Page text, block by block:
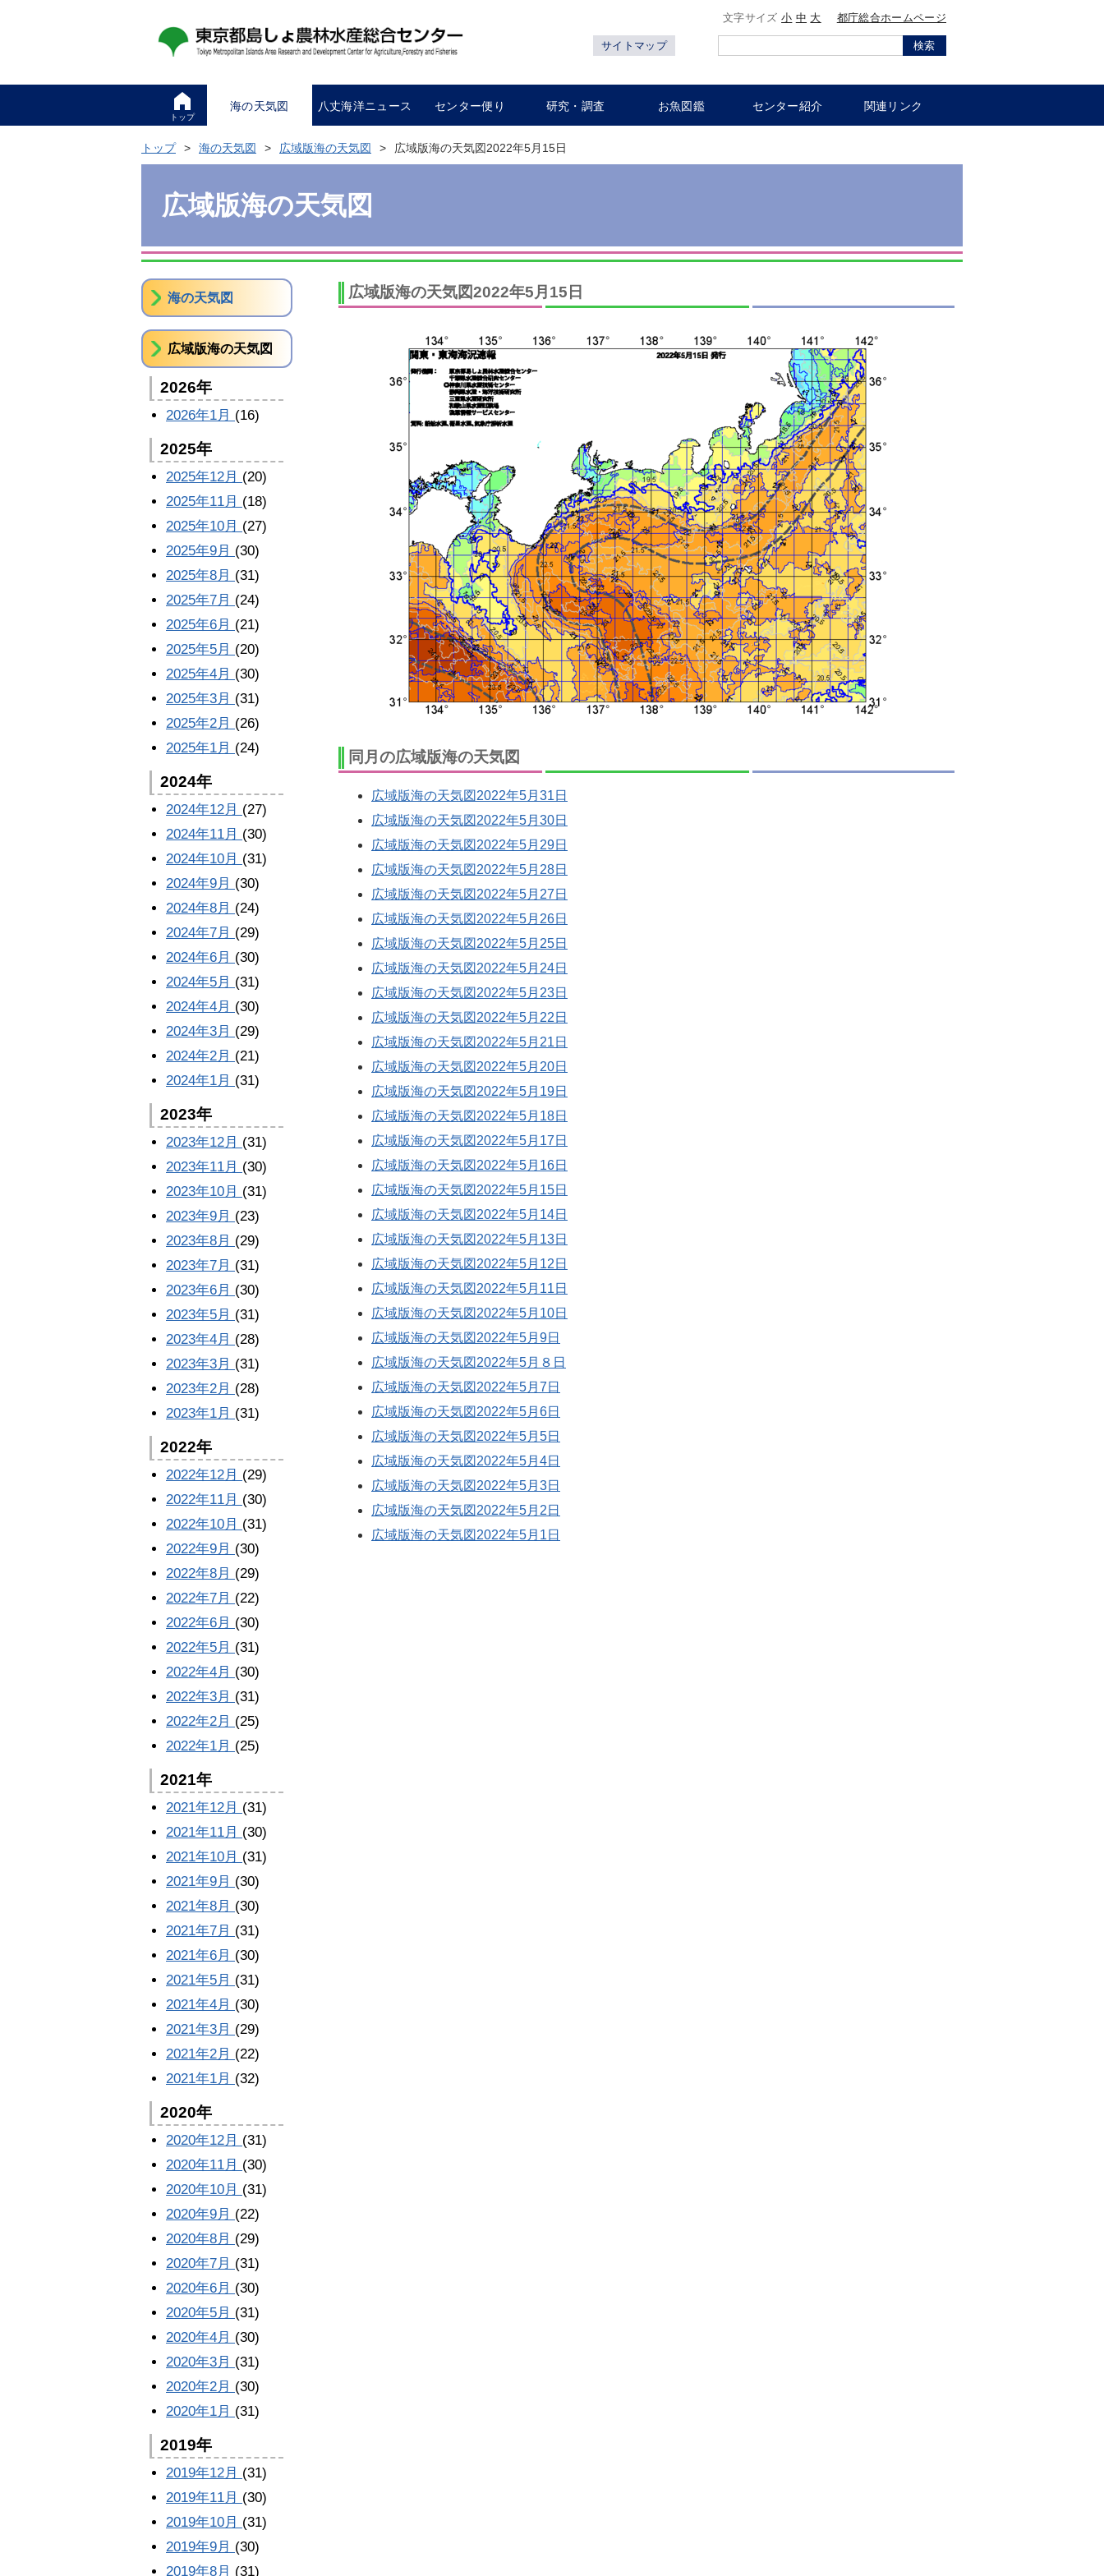
文字サイズ小 中 大 都庁総合ホームページ
サイトマップ 検索
トップ
海の天気図 八丈海洋ニュース センター便り 研究・調査 お魚図鑑 センター紹介 関連リンク
トップ 海の天気図 広域版海の天気図 広域版海の天気図2022年5月15日
広域版海の天気図
広域版海の天気図2022年5月15日
同月の広域版海の天気図
広域版海の天気図2022年5月31日
広域版海の天気図2022年5月30日
広域版海の天気図2022年5月29日
広域版海の天気図2022年5月28日
広域版海の天気図2022年5月27日
広域版海の天気図2022年5月26日
広域版海の天気図2022年5月25日
広域版海の天気図2022年5月24日
広域版海の天気図2022年5月23日
広域版海の天気図2022年5月22日
広域版海の天気図2022年5月21日
広域版海の天気図2022年5月20日
広域版海の天気図2022年5月19日
広域版海の天気図2022年5月18日
広域版海の天気図2022年5月17日
広域版海の天気図2022年5月16日
広域版海の天気図2022年5月15日
広域版海の天気図2022年5月14日
広域版海の天気図2022年5月13日
広域版海の天気図2022年5月12日
広域版海の天気図2022年5月11日
広域版海の天気図2022年5月10日
広域版海の天気図2022年5月9日
広域版海の天気図2022年5月８日
広域版海の天気図2022年5月7日
広域版海の天気図2022年5月6日
広域版海の天気図2022年5月5日
広域版海の天気図2022年5月4日
広域版海の天気図2022年5月3日
広域版海の天気図2022年5月2日
広域版海の天気図2022年5月1日
海の天気図
広域版海の天気図
2026年
2026年1月 (16)
2025年
2025年12月 (20)
2025年11月 (18)
2025年10月 (27)
2025年9月 (30)
2025年8月 (31)
2025年7月 (24)
2025年6月 (21)
2025年5月 (20)
2025年4月 (30)
2025年3月 (31)
2025年2月 (26)
2025年1月 (24)
2024年
2024年12月 (27)
2024年11月 (30)
2024年10月 (31)
2024年9月 (30)
2024年8月 (24)
2024年7月 (29)
2024年6月 (30)
2024年5月 (31)
2024年4月 (30)
2024年3月 (29)
2024年2月 (21)
2024年1月 (31)
2023年
2023年12月 (31)
2023年11月 (30)
2023年10月 (31)
2023年9月 (23)
2023年8月 (29)
2023年7月 (31)
2023年6月 (30)
2023年5月 (31)
2023年4月 (28)
2023年3月 (31)
2023年2月 (28)
2023年1月 (31)
2022年
2022年12月 (29)
2022年11月 (30)
2022年10月 (31)
2022年9月 (30)
2022年8月 (29)
2022年7月 (22)
2022年6月 (30)
2022年5月 (31)
2022年4月 (30)
2022年3月 (31)
2022年2月 (25)
2022年1月 (25)
2021年
2021年12月 (31)
2021年11月 (30)
2021年10月 (31)
2021年9月 (30)
2021年8月 (30)
2021年7月 (31)
2021年6月 (30)
2021年5月 (31)
2021年4月 (30)
2021年3月 (29)
2021年2月 (22)
2021年1月 (32)
2020年
2020年12月 (31)
2020年11月 (30)
2020年10月 (31)
2020年9月 (22)
2020年8月 (29)
2020年7月 (31)
2020年6月 (30)
2020年5月 (31)
2020年4月 (30)
2020年3月 (31)
2020年2月 (30)
2020年1月 (31)
2019年
2019年12月 (31)
2019年11月 (30)
2019年10月 (31)
2019年9月 (30)
2019年8月 (31)